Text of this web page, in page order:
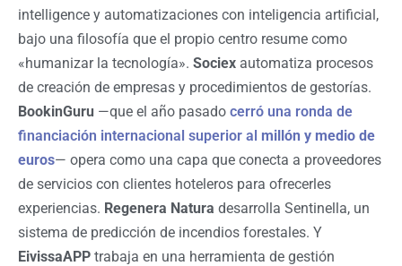
intelligence y automatizaciones con inteligencia artificial,
bajo una filosofía que el propio centro resume como
«humanizar la tecnología». Sociex automatiza procesos
de creación de empresas y procedimientos de gestorías.
BookinGuru —que el año pasado cerró una ronda de
financiación internacional superior al millón y medio de
euros— opera como una capa que conecta a proveedores
de servicios con clientes hoteleros para ofrecerles
experiencias. Regenera Natura desarrolla Sentinella, un
sistema de predicción de incendios forestales. Y
EivissaAPP trabaja en una herramienta de gestión